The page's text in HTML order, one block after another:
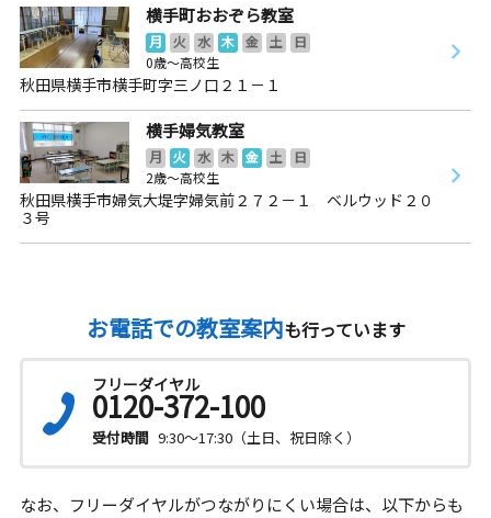
横手町おおぞら教室
月 火 水 木 金 土
日
0歳～高校生
秋田県横手市横手町字三ノ口２１－１
横手婦気教室
月 火 水 木 金 土
日
2歳～高校生
秋田県横手市婦気大堤字婦気前２７２－１ ベルウッド２０
３号
お電話での教室案内も行っています
フリーダイヤル
0120-372-100
受付時間 9:30～17:30（土日、祝日除く）
なお、フリーダイヤルがつながりにくい場合は、以下からも